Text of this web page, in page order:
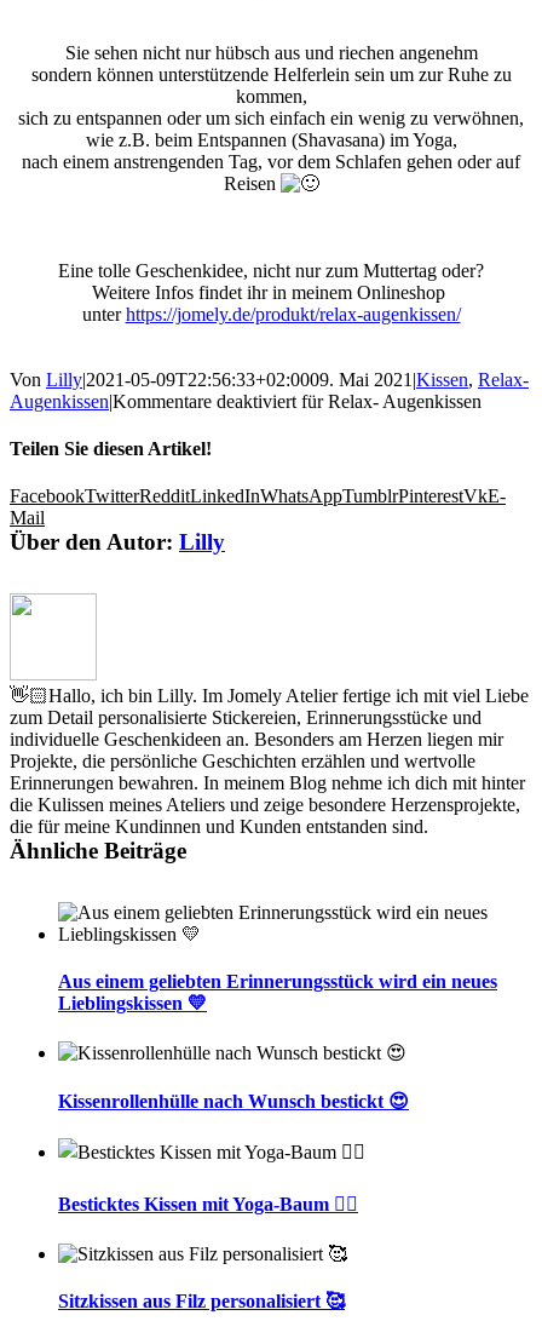
Sie sehen nicht nur hübsch aus und riechen angenehm
sondern können unterstützende Helferlein sein um zur Ruhe zu
kommen,
sich zu entspannen oder um sich einfach ein wenig zu verwöhnen,
wie z.B. beim Entspannen (Shavasana) im Yoga,
nach einem anstrengenden Tag, vor dem Schlafen gehen oder auf
Reisen
Eine tolle Geschenkidee, nicht nur zum Muttertag oder?
Weitere Infos findet ihr in meinem Onlineshop
unterhttps://jomely.de/produkt/relax-augenkissen/
Von Lilly|2021-05-09T22:56:33+02:0009. Mai 2021 |Kissen, Relax-
Augenkissen|Kommentare deaktiviert für Relax- Augenkissen
Teilen Sie diesen Artikel!
FacebookTwitterRedditLinkedInWhatsAppTumblrPinterestVkE-
Mail
Über den Autor: Lilly
👋🏻Hallo, ich bin Lilly. Im Jomely Atelier fertige ich mit viel Liebe
zum Detail personalisierte Stickereien, Erinnerungsstücke und
individuelle Geschenkideen an. Besonders am Herzen liegen mir
Projekte, die persönliche Geschichten erzählen und wertvolle
Erinnerungen bewahren. In meinem Blog nehme ich dich mit hinter
die Kulissen meines Ateliers und zeige besondere Herzensprojekte,
die für meine Kundinnen und Kunden entstanden sind.
Ähnliche Beiträge
Aus einem geliebten Erinnerungsstück wird ein neues
Lieblingskissen 💛
Kissenrollenhülle nach Wunsch bestickt 😍
Besticktes Kissen mit Yoga-Baum 🧘‍♀️
Sitzkissen aus Filz personalisiert 🥰